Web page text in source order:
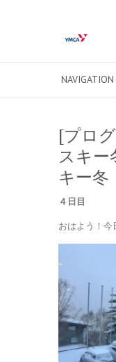
[プロ
スキー
キー冬
４日目
おはよう！今